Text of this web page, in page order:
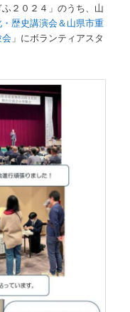
２０２４」のうち、山
歴史講演会＆山県市重
」にボランティアスタ